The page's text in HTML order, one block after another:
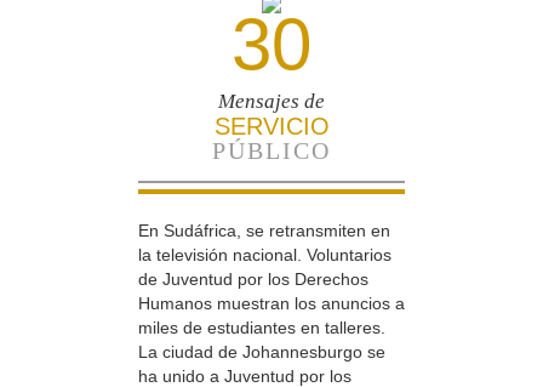
30
Mensajes de
SERVICIO
PÚBLICO
En Sudáfrica, se retransmiten en
la televisión nacional. Voluntarios
de Juventud por los Derechos
Humanos muestran los anuncios a
miles de estudiantes en talleres.
La ciudad de Johannesburgo se
ha unido a Juventud por los